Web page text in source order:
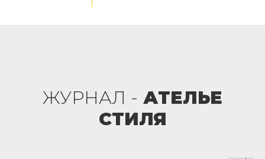
ЖУРНАЛ - АТЕЛЬЕ
СТИЛЯ